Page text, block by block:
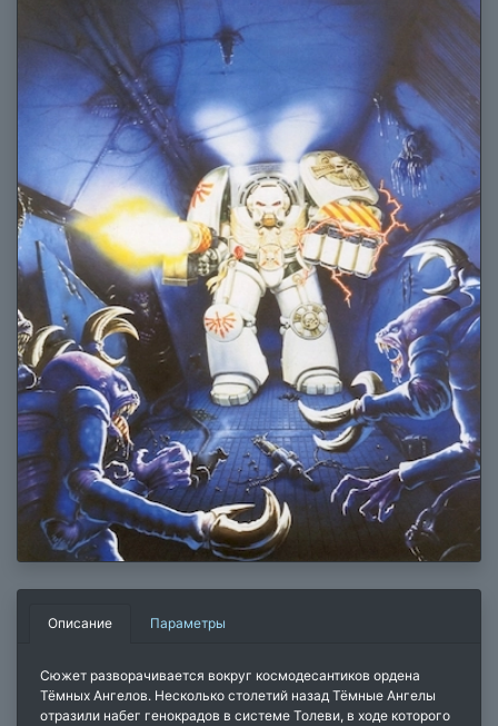
Описание Параметры
Сюжет разворачивается вокруг космодесантиков ордена
Тёмных Ангелов. Несколько столетий назад Тёмные Ангелы
отразили набег генокрадов в системе Толеви, в ходе которого